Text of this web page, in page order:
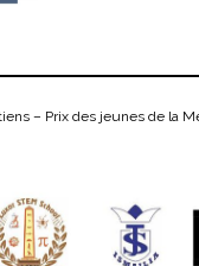
– Prix des jeunes de la